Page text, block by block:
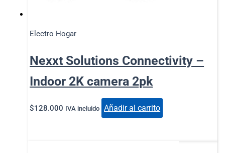
Electro Hogar
Nexxt Solutions Connectivity –
Indoor 2K camera 2pk
$128.000 IVA incluido Añadir al carrito